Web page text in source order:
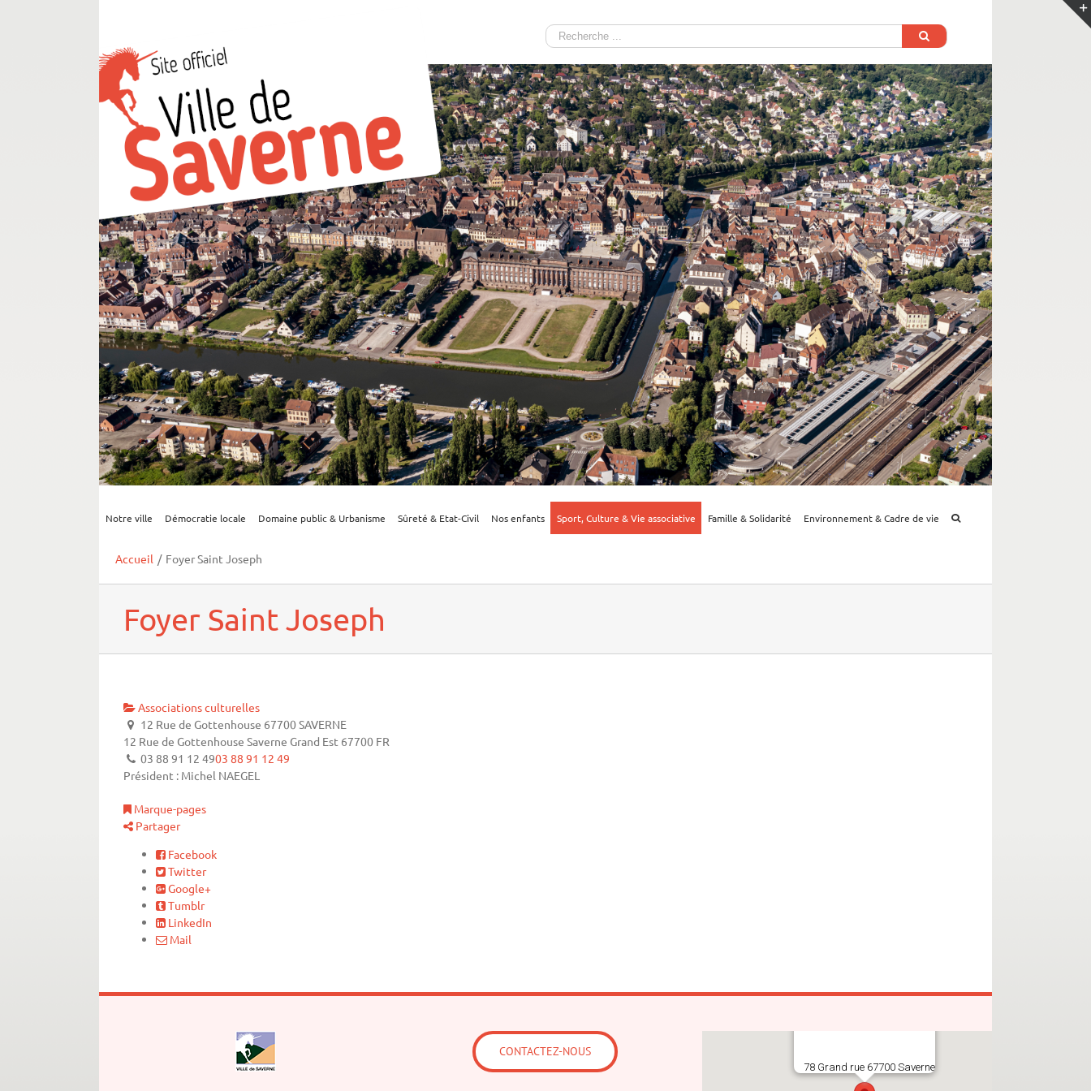
Notre ville Démocratie locale Domaine public & Urbanisme Sûreté & Etat-Civil Nos enfants Sport, Culture & Vie associative Famille & Solidarité Environnement & Cadre de vie
Accueil / Foyer Saint Joseph
Foyer Saint Joseph
Associations culturelles
12 Rue de Gottenhouse 67700 SAVERNE
12 Rue de Gottenhouse Saverne Grand Est 67700 FR
03 88 91 12 4903 88 91 12 49
Président : Michel NAEGEL
Marque-pages
Partager
Facebook
Twitter
Google+
Tumblr
LinkedIn
Mail
CONTACTEZ-NOUS
78 Grand rue 67700 Saverne